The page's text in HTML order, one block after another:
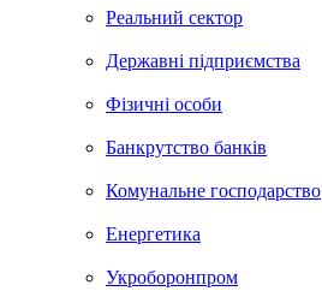
Реальний сектор
Державні підприємства
Фізичні особи
Банкрутство банків
Комунальне господарство
Енергетика
Укроборонпром